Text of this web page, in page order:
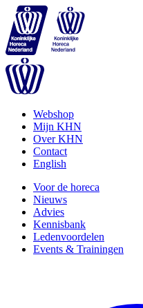
Webshop
Mijn KHN
Over KHN
Contact
English
Voor de horeca
Nieuws
Advies
Kennisbank
Ledenvoordelen
Events & Trainingen